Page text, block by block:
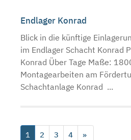
Endlager Konrad
Blick in die künftige
im Endlager Schacht Konrad
Konrad Über Tage Maße:
Montagearbeiten am
Schachtanlage Konrad ...
1 2 3 4 »